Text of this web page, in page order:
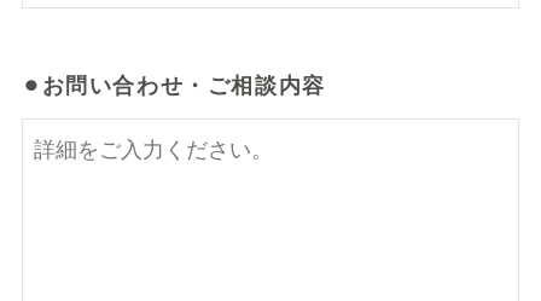
⚫︎お問い合わせ・ご相談内容